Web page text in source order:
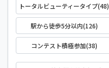
トータルビューティータイプ(48)
駅から徒歩5分以内(126)
コンテスト積極参加(38)